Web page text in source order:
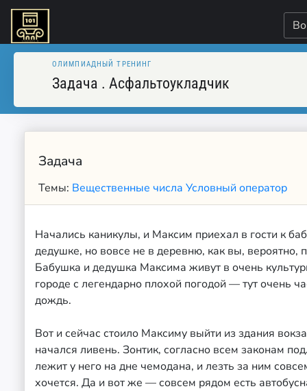
ОЛИМПИАДНЫЙ ТРЕНИНГ
Задача . Асфальтоукладчик
Задача
Темы: Вещественные числа Условный оператор
Начались каникулы, и Максим приехал в гости к
дедушке, но вовсе не в деревню, как вы, вероятно,
Бабушка и дедушка Максима живут в очень
городе с легендарно плохой погодой — тут очень
дождь.
Вот и сейчас стоило Максиму выйти из здания
начался ливень. Зонтик, согласно всем законам
лежит у него на дне чемодана, и лезть за ним
хочется. Да и вот же — совсем рядом есть